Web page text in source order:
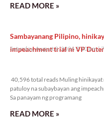
READ MORE »
Sambayanang Pilipino,
impeachment trial ni VP
Saturday, August 8, 2026 7:10 pm
40,596 total reads Muling
patuloy na subaybayan ang
Sa panayam ng programang
READ MORE »